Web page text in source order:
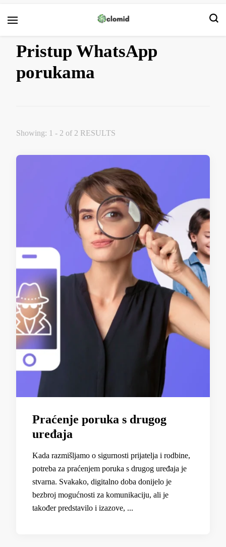
Pristup WhatsApp
porukama
Showing: 1 - 2 of 2 RESULTS
Praćenje poruka s drugog
uređaja
Kada razmišljamo o sigurnosti prijatelja i rodbine,
potreba za praćenjem poruka s drugog uređaja je
stvarna. Svakako, digitalno doba donijelo je
bezbroj mogućnosti za komunikaciju, ali je
također predstavilo i izazove, ...